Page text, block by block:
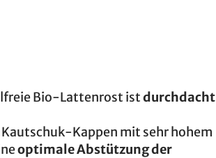
Bio-Lattenrost istdurchdacht
Kappen mit sehr hohem
optimale Abstützung der